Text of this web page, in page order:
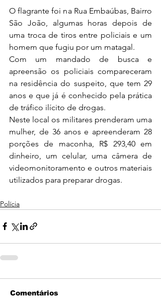
O flagrante foi na Rua Embaúbas, Bairro
São João, algumas horas depois de
uma troca de tiros entre policiais e um
homem que fugiu por um matagal.
Com um mandado de busca e
apreensão os policiais compareceram
na residência do suspeito, que tem 29
anos e que já é conhecido pela prática
de tráfico ilícito de drogas.
Neste local os militares prenderam uma
mulher, de 36 anos e apreenderam 28
porções de maconha, R$ 293,40 em
dinheiro, um celular, uma câmera de
videomonitoramento e outros materiais
utilizados para preparar drogas.
Polícia
Comentários